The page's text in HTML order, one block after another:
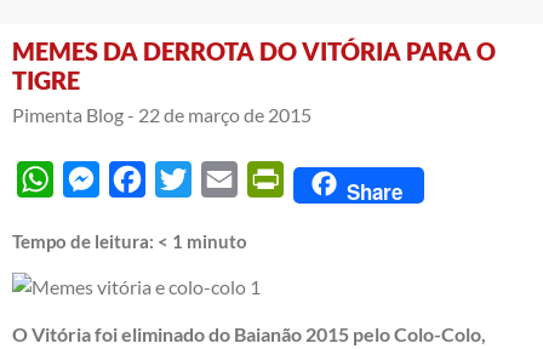
MEMES DA DERROTA DO VITÓRIA PARA O
TIGRE
Pimenta Blog - 22 de março de 2015
WhatsAppMessengerFacebook
Twitter Email PrintFriendly
Share
Tempo de leitura: < 1 minuto
O Vitória foi eliminado do Baianão 2015 pelo Colo-Colo,